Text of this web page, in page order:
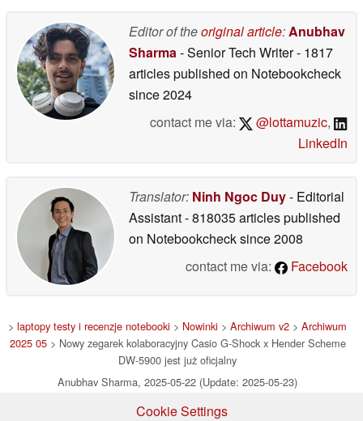
Editor of theoriginal article:Anubhav
Sharma- Senior Tech Writer- 1817
articles published on Notebookcheck
since 2024
contact me via:
@lottamuzic,
LinkedIn
Translator: Ninh Ngoc Duy- Editorial
Assistant- 818035 articles published
on Notebookchecksince 2008
contact me via:
Facebook
> laptopy testy i recenzje notebooki > Nowinki > Archiwum v2 > Archiwum
2025 05> Nowy zegarek kolaboracyjny Casio G-Shock x Hender Scheme
DW-5900 jest już oficjalny
Anubhav Sharma, 2025-05-22 (Update: 2025-05-23)
Cookie Settings